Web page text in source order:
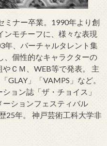
ミナー卒業。1990年より創
ンモチーフに、様々な表現
年、バーチャルタレント集
、個性的なキャラクターの
ＣＭ、WEB等で発表。 主
GLAY」「VAMPS」など。
ョン誌「ザ・チョイス」
ションフェスティバル
25年。 神戸芸術工科大学非